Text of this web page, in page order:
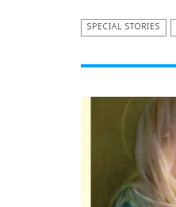
SPECIAL STORIES